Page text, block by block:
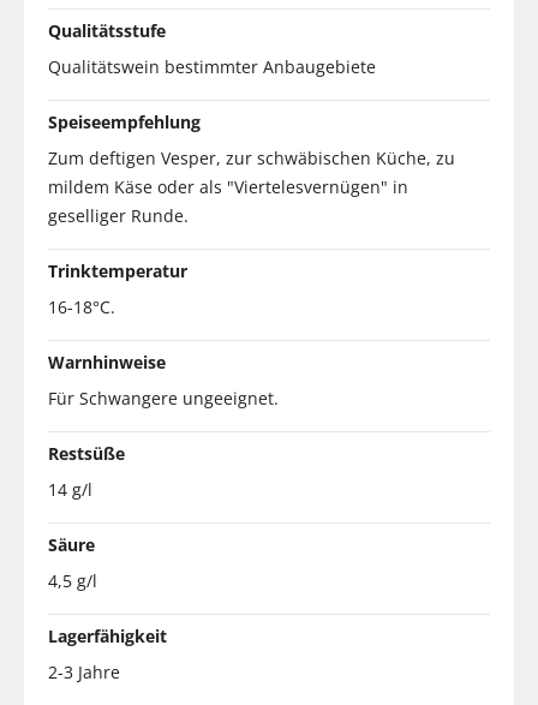
Qualitätsstufe
Qualitätswein bestimmter Anbaugebiete
Speiseempfehlung
Zum deftigen Vesper, zur schwäbischen Küche, zu
mildem Käse oder als "Viertelesvernügen" in
geselliger Runde.
Trinktemperatur
16-18°C.
Warnhinweise
Für Schwangere ungeeignet.
Restsüße
14 g/l
Säure
4,5 g/l
Lagerfähigkeit
2-3 Jahre